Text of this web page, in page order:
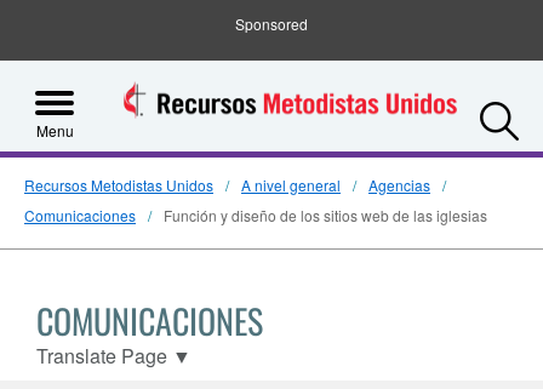
Sponsored
Menu
Recursos Metodistas Unidos A nivel general
Agencias
Comunicaciones
Función y diseño de los sitios web de las iglesias
COMUNICACIONES
Translate Page ▼